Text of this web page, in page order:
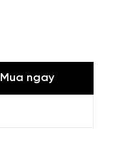
Mua ngay